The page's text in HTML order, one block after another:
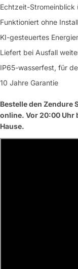
Echtzeit-
Funktioniert ohne
KI-gesteuertes
Liefert bei Ausfall
IP65-wasserfest, für
10 Jahre Garantie
Bestelle den Zendure
online. Vor 20:00 Uhr
Hause.
Dieses
Teilen
Name
E-
Dein
Telefon
Nachricht